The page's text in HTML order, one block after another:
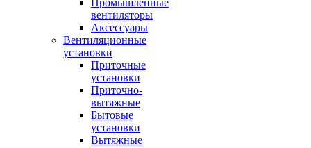
Промышленные
вентиляторы
Аксессуары
Вентиляционные
установки
Приточные
установки
Приточно-
вытяжные
Бытовые
установки
Вытяжные